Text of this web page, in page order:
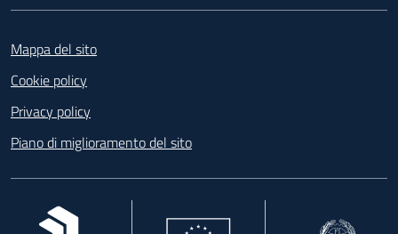
Mappa del sito
Cookie policy
Privacy policy
Piano di miglioramento del sito
, apre in una nuova scheda